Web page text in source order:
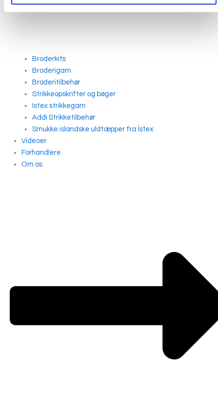
Broderkits
Broderigarn
Broderitilbehør
Strikkeopskrifter og bøger
Istex strikkegarn
Addi Strikketilbehør
Smukke islandske uldtæpper fra Ístex
Videoer
Forhandlere
Om os